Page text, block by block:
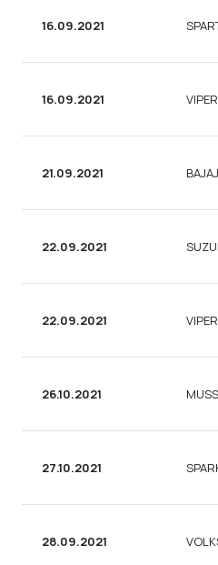
16.09.2021
16.09.2021
21.09.2021
22.09.2021
22.09.2021
26.10.2021
27.10.2021
28.09.2021